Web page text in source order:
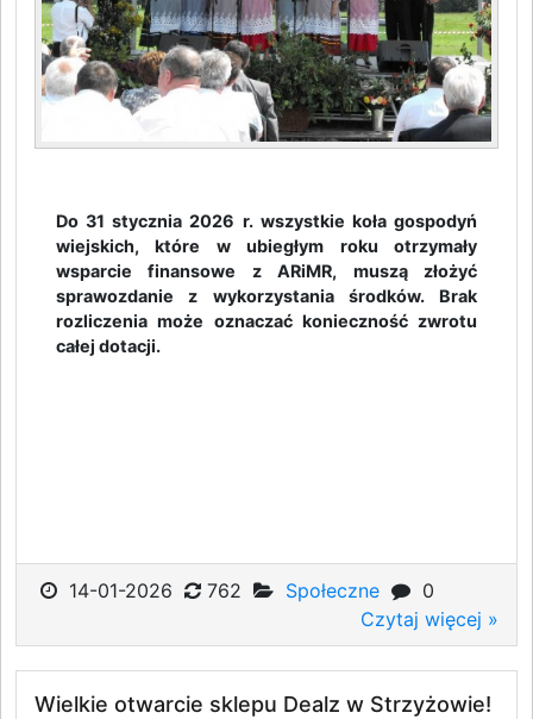
Do 31 stycznia 2026 r. wszystkie koła gospodyń
wiejskich, które w ubiegłym roku otrzymały
wsparcie finansowe z ARiMR, muszą złożyć
sprawozdanie z wykorzystania środków. Brak
rozliczenia może oznaczać konieczność zwrotu
całej dotacji.
14-01-2026 762 Społeczne
0
Czytaj więcej »
Wielkie otwarcie sklepu Dealz w Strzyżowie!